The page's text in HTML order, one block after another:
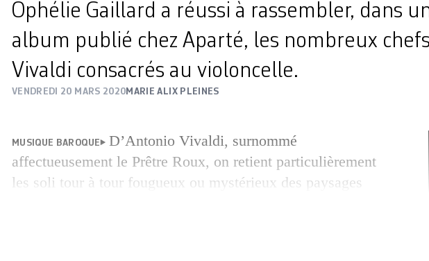
Ophélie Gaillard a réussi à rassembler, dans
album publié chez Aparté, les nombreux
Vivaldi consacrés au violoncelle.
VENDREDI 20 MARS 2020 MARIE ALIX PLEINES
MUSIQUE BAROQUE
D’Antonio Vivaldi, surnommé
affectueusement le Prêtre Roux, on retient particulièrement
les soli tour à tour fougueux ou mystérieux des paysages